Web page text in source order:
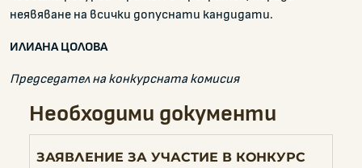
неявяване на всички допуснати кандидати.
ИЛИАНА ЦОЛОВА
Председател на конкурсната комисия
Необходими документи
ЗАЯВЛЕНИЕ ЗА УЧАСТИЕ В КОНКУРС